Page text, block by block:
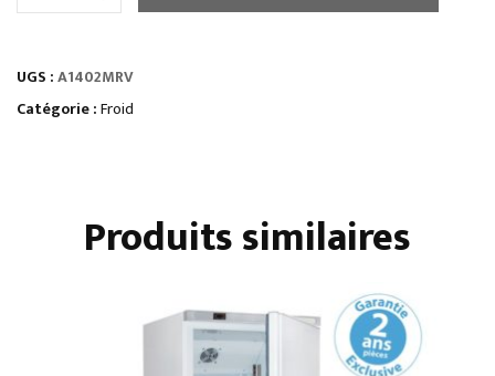
L
POSITIVE
UGS :A1402MRV
Catégorie :Froid
Produits similaires